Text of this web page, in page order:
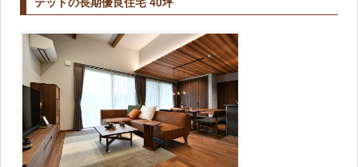
テッドの長期優良住宅 40坪